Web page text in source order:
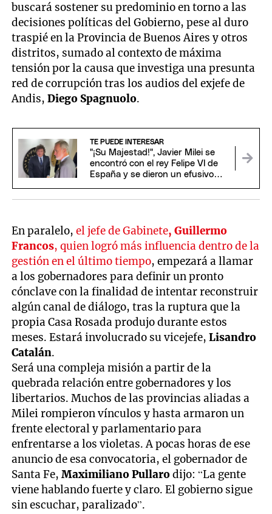
buscará sostener su predominio en torno a las
decisiones políticas del Gobierno, pese al duro
traspié en la Provincia de Buenos Aires y otros
distritos, sumado al contexto de máxima
tensión por la causa que investiga una presunta
red de corrupción tras los audios del exjefe de
Andis,Diego Spagnuolo.
TE PUEDE INTERESAR
"¡Su Majestad!", Javier Milei se
encontró con el rey Felipe VI de
España y se dieron un efusivo
En paralelo, el jefe de Gabinete, Guillermo
Francos, quien logró más influencia dentro de la
gestión en el último tiempo, empezará a llamar
a los gobernadores para definir un pronto
cónclave con la finalidad de intentar reconstruir
algún canal de diálogo, tras la ruptura que la
propia Casa Rosada produjo durante estos
meses. Estará involucrado su vicejefe, Lisandro
Catalán.
Será una compleja misión a partir de la
quebrada relación entre gobernadores y los
libertarios. Muchos de las provincias aliadas a
Milei rompieron vínculos y hasta armaron un
frente electoral y parlamentario para
enfrentarse a los violetas. A pocas horas de ese
anuncio de esa convocatoria, el gobernador de
Santa Fe,Maximiliano Pullarodijo: “La gente
viene hablando fuerte y claro. El gobierno sigue
sin escuchar, paralizado”.